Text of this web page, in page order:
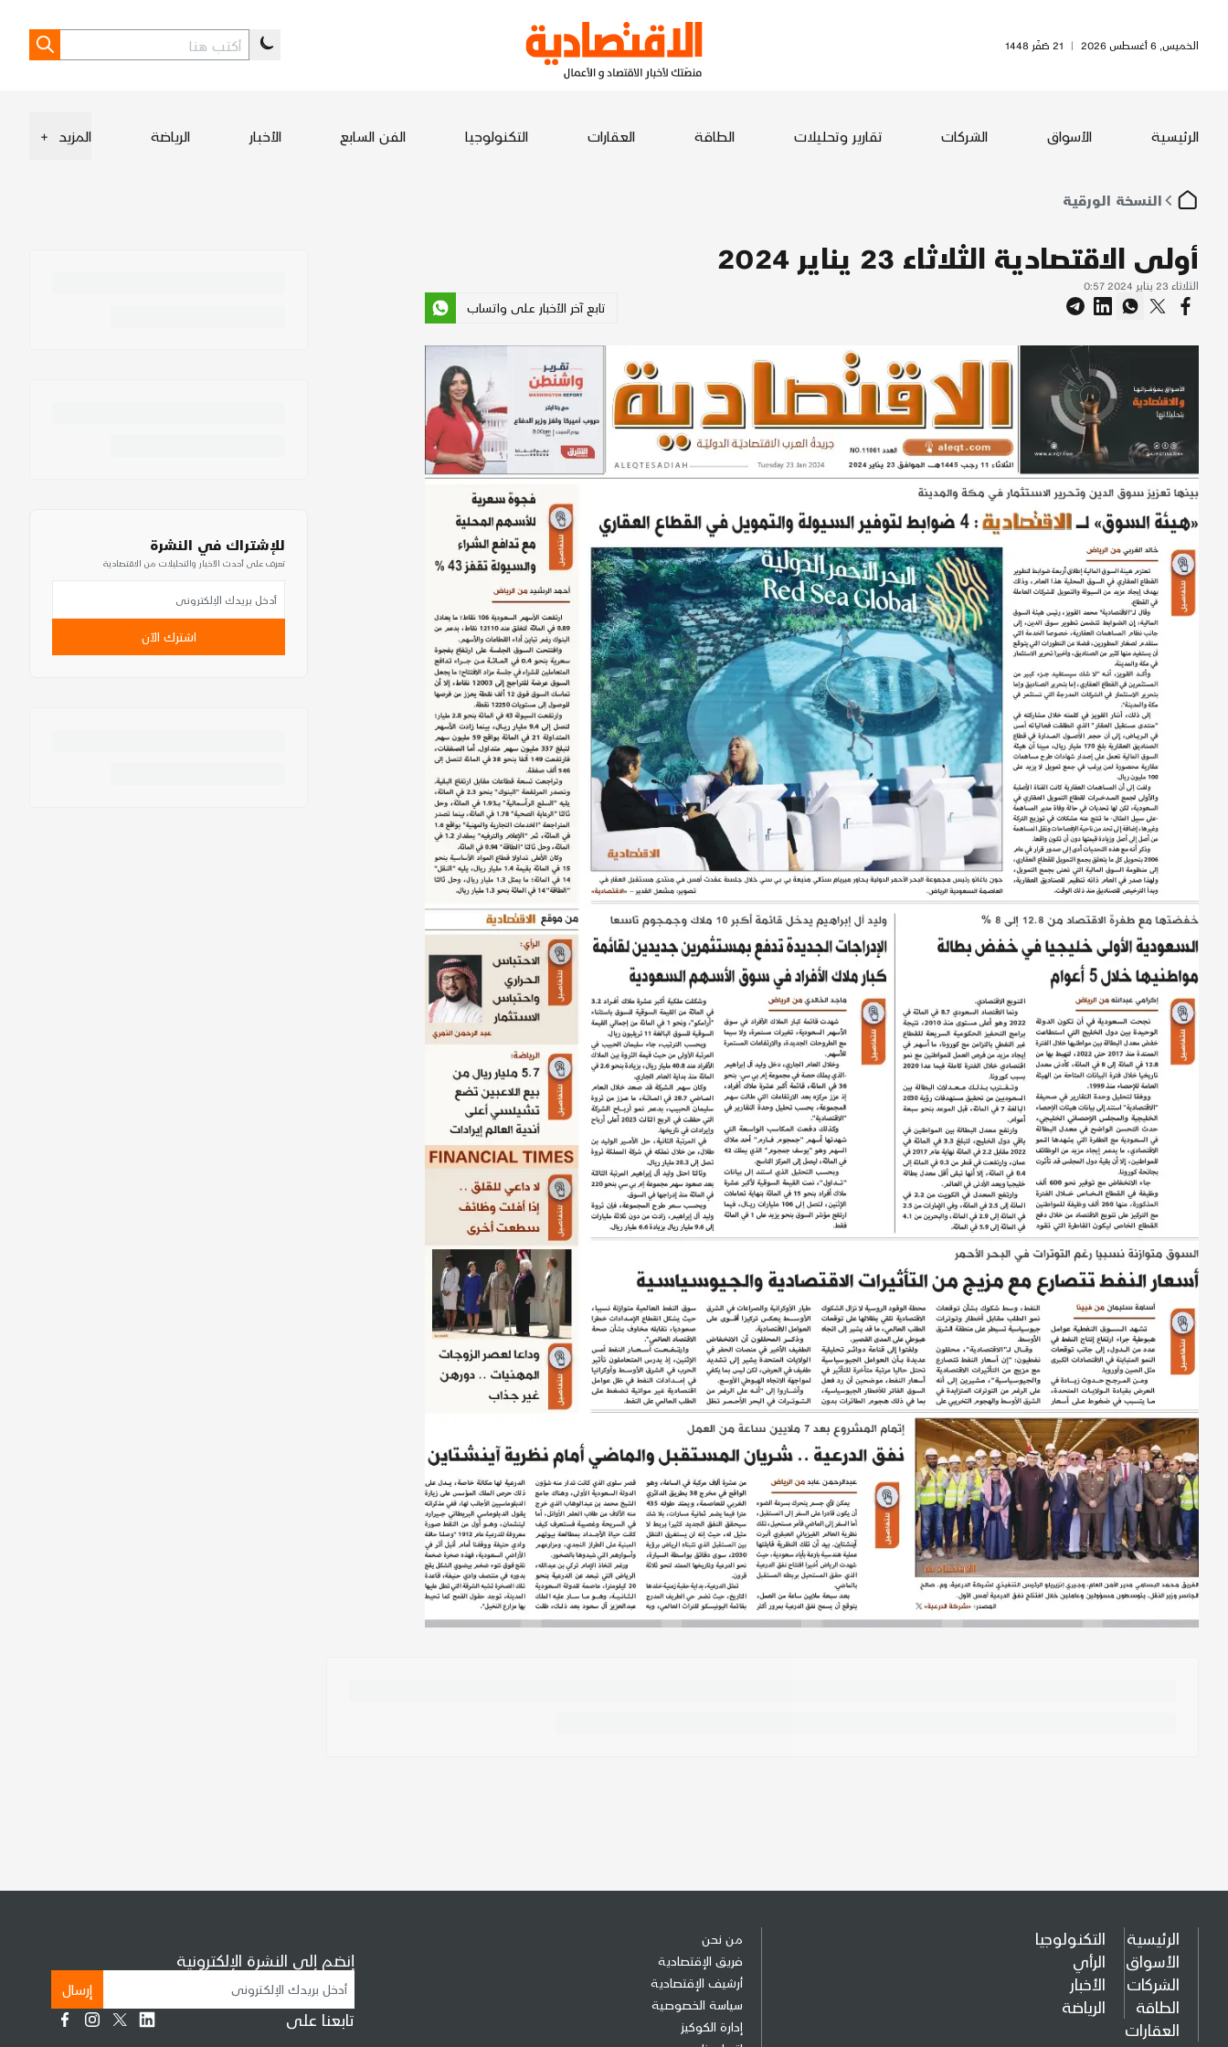
الخميس, 6 أغسطس 2026 | 21 صَفَر 1448
الرئيسية الأسواق الشركات تقارير وتحليلات الطاقة العقارات التكنولوجيا الفن السابع الأخبار الرياضة المزيد +
النسخة الورقية
أولى الاقتصادية الثلاثاء 23 يناير 2024
الثلاثاء 23 يناير 2024 0:57
تابع آخر الأخبار على واتساب
للإشتراك في النشرة
تعرف على أحدث الأخبار والتحليلات من الاقتصادية
اشترك الآن
الرئيسية
الأسواق
الشركات
الطاقة
العقارات
التكنولوجيا
الرأي
الأخبار
الرياضة
من نحن
فريق الإقتصادية
أرشيف الإقتصادية
سياسة الخصوصية
إدارة الكوكيز
إنضم إلى النشرة الإلكترونية
إرسال
تابعنا على